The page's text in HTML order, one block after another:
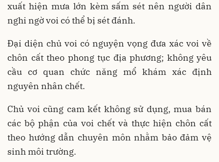
xuất hiện mưa lớn kèm sấm sét nên người dân
nghi ngờ voi có thể bị sét đánh.
Đại diện chủ voi có nguyện vọng đưa xác voi về
chôn cất theo phong tục địa phương; không yêu
cầu cơ quan chức năng mổ khám xác định
nguyên nhân chết.
Chủ voi cũng cam kết không sử dụng, mua bán
các bộ phận của voi chết và thực hiện chôn cất
theo hướng dẫn chuyên môn nhằm bảo đảm vệ
sinh môi trường.